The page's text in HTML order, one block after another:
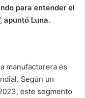
para entender el
apuntó Luna.
manufacturera es
Según un
este segmento